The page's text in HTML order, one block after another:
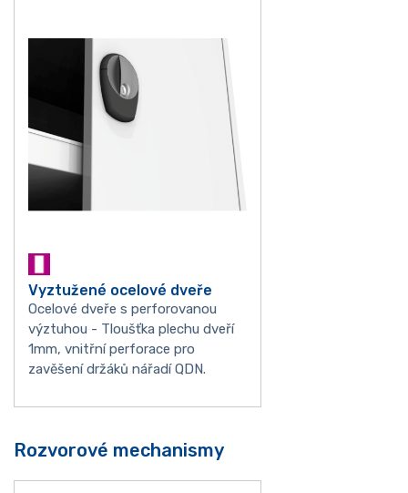
Vyztužené ocelové dveře
Ocelové dveře s perforovanou
výztuhou - Tloušťka plechu dveří
1mm, vnitřní perforace pro
zavěšení držáků nářadí QDN.
Rozvorové mechanismy